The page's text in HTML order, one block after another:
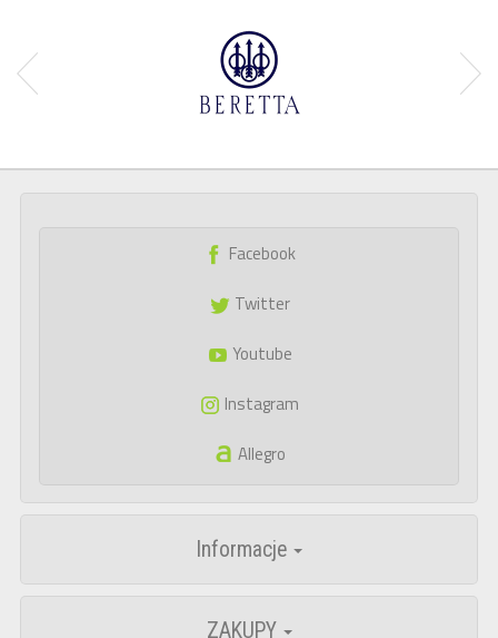
Facebook
Twitter
Youtube
Instagram
Allegro
Informacje
ZAKUPY